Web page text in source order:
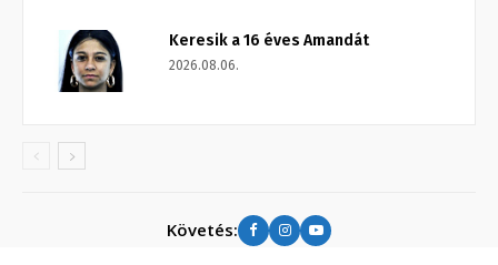
Keresik a 16 éves Amandát
2026.08.06.
Követés: